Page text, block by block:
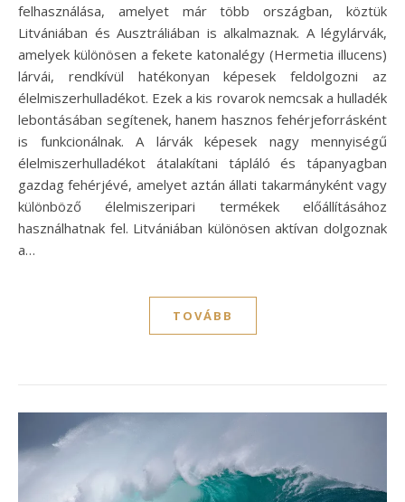
felhasználása, amelyet már több országban, köztük
Litvániában és Ausztráliában is alkalmaznak. A légylárvák,
amelyek különösen a fekete katonalégy (Hermetia illucens)
lárvái, rendkívül hatékonyan képesek feldolgozni az
élelmiszerhulladékot. Ezek a kis rovarok nemcsak a hulladék
lebontásában segítenek, hanem hasznos fehérjeforrásként
is funkcionálnak. A lárvák képesek nagy mennyiségű
élelmiszerhulladékot átalakítani tápláló és tápanyagban
gazdag fehérjévé, amelyet aztán állati takarmányként vagy
különböző élelmiszeripari termékek előállításához
használhatnak fel. Litvániában különösen aktívan dolgoznak
a…
TOVÁBB